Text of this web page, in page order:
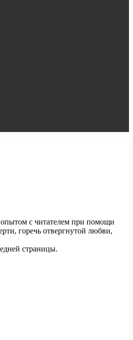
опытом с читателем при помощи
горечь отвергнутой любви,
страницы.